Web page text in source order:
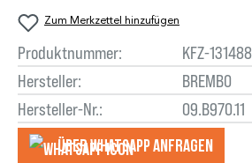
Zum Merkzettel hinzufügen
Produktnummer:
KFZ-131488
Hersteller:
BREMBO
Hersteller-Nr.:
09.B970.11
Über WhatsApp anfragеn